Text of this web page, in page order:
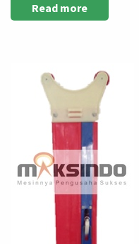
Read more